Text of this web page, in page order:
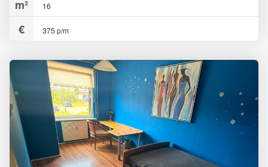
16
375 p/m